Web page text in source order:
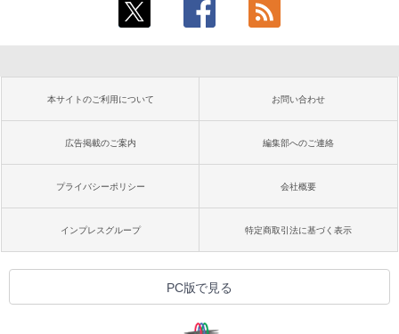
本サイトのご利用について お問い合わせ
広告掲載のご案内 編集部へのご連絡
プライバシーポリシー 会社概要
インプレスグループ 特定商取引法に基づく表示
PC版で見る